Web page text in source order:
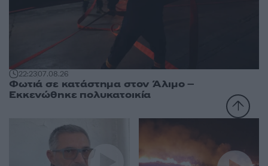
22:2307.08.26
Φωτιά σε κατάστημα στον Άλιμο –
Εκκενώθηκε πολυκατοικία